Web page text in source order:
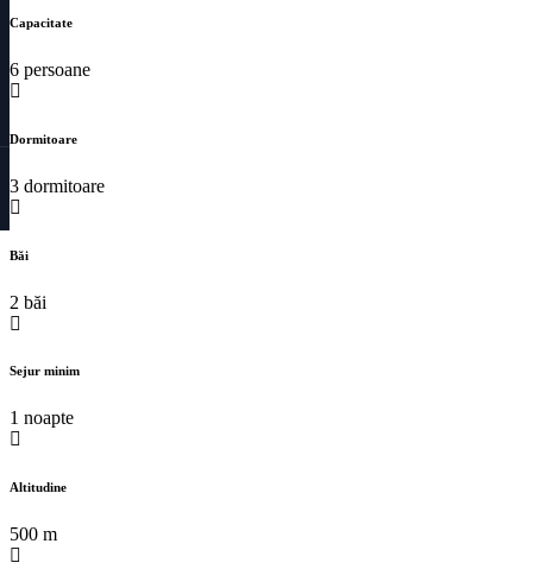
Capacitate
6 persoane
Dormitoare
3 dormitoare
Băi
2 băi
Sejur minim
1 noapte
Altitudine
500 m